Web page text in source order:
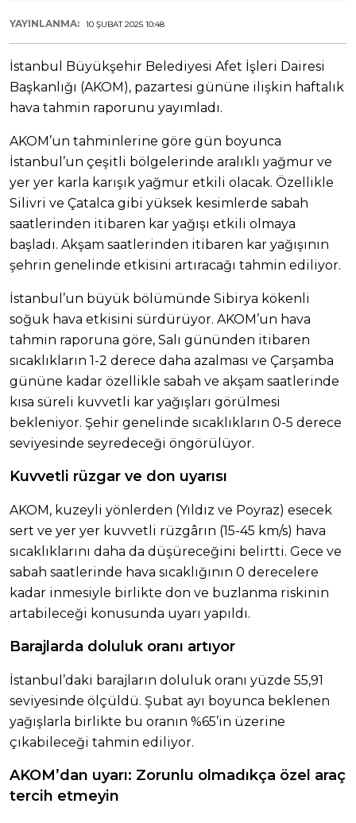
YAYINLANMA: 10 ŞUBAT 2025 10:48
İstanbul Büyükşehir Belediyesi Afet İşleri Dairesi
Başkanlığı (AKOM), pazartesi gününe ilişkin haftalık
hava tahmin raporunu yayımladı.
AKOM’un tahminlerine göre gün boyunca
İstanbul’un çeşitli bölgelerinde aralıklı yağmur ve
yer yer karla karışık yağmur etkili olacak. Özellikle
Silivri ve Çatalca gibi yüksek kesimlerde sabah
saatlerinden itibaren kar yağışı etkili olmaya
başladı. Akşam saatlerinden itibaren kar yağışının
şehrin genelinde etkisini artıracağı tahmin ediliyor.
İstanbul’un büyük bölümünde Sibirya kökenli
soğuk hava etkisini sürdürüyor. AKOM’un hava
tahmin raporuna göre, Salı gününden itibaren
sıcaklıkların 1-2 derece daha azalması ve Çarşamba
gününe kadar özellikle sabah ve akşam saatlerinde
kısa süreli kuvvetli kar yağışları görülmesi
bekleniyor. Şehir genelinde sıcaklıkların 0-5 derece
seviyesinde seyredeceği öngörülüyor.
Kuvvetli rüzgar ve don uyarısı
AKOM, kuzeyli yönlerden (Yıldız ve Poyraz) esecek
sert ve yer yer kuvvetli rüzgârın (15-45 km/s) hava
sıcaklıklarını daha da düşüreceğini belirtti. Gece ve
sabah saatlerinde hava sıcaklığının 0 derecelere
kadar inmesiyle birlikte don ve buzlanma riskinin
artabileceği konusunda uyarı yapıldı.
Barajlarda doluluk oranı artıyor
İstanbul’daki barajların doluluk oranı yüzde 55,91
seviyesinde ölçüldü. Şubat ayı boyunca beklenen
yağışlarla birlikte bu oranın %65’in üzerine
çıkabileceği tahmin ediliyor.
AKOM’dan uyarı: Zorunlu olmadıkça özel araç
tercih etmeyin